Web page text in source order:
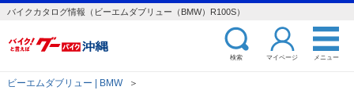
バイクカタログ情報（ビーエムダブリュー（BMW）R100S）
検索 マイページ メニュー
ビーエムダブリュー | BMW ＞